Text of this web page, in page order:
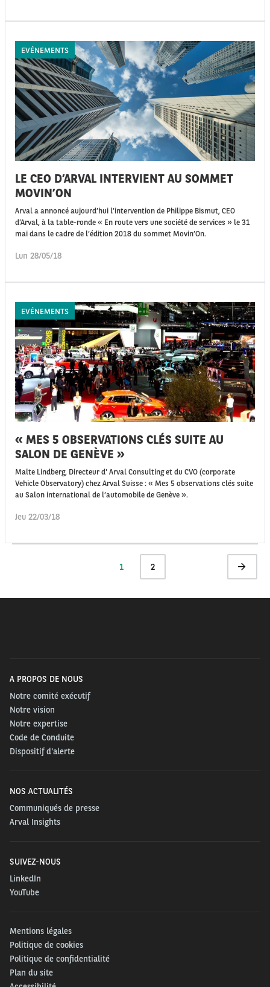
EVÉNEMENTS
LE CEO D’ARVAL INTERVIENT AU SOMMET
MOVIN’ON
Arval a annoncé aujourd’hui l’intervention de Philippe Bismut, CEO
d’Arval, à la table-ronde « En route vers une société de services » le 31
mai dans le cadre de l’édition 2018 du sommet Movin’On.
Lun 28/05/18
EVÉNEMENTS
« MES 5 OBSERVATIONS CLÉS SUITE AU
SALON DE GENÈVE »
Malte Lindberg, Directeur d' Arval Consulting et du CVO (corporate
Vehicle Observatory) chez Arval Suisse : « Mes 5 observations clés suite
au Salon international de l’automobile de Genève ».
Jeu 22/03/18
Page
actuelle
1 Page
2
Page
suivante
A PROPOS DE NOUS
Notre comité exécutif
Notre vision
Notre expertise
Code de Conduite
Dispositif d'alerte
NOS ACTUALITÉS
Communiqués de presse
Arval Insights
SUIVEZ-NOUS
LinkedIn
YouTube
Mentions légales
Politique de cookies
Politique de confidentialité
Plan du site